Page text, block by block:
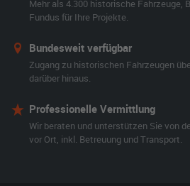
Mehr als 4.300 historische Fahrzeuge,
Fundus für Ihre Projekte.
Bundesweit verfügbar
Zugang zu historischen Fahrzeugen
darüber hinaus.
Professionelle Vermittlung
Wir beraten und unterstützen Sie von
vor Ort, inkl. Betreuung und Transport.